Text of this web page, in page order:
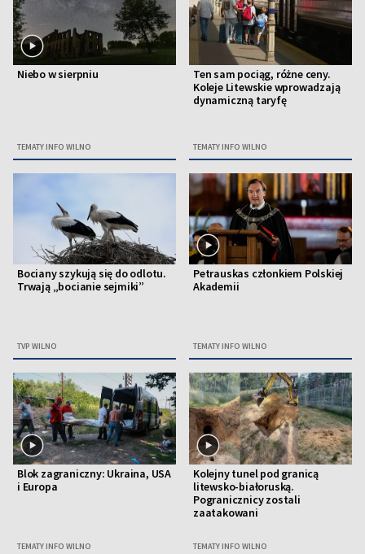
Niebo w sierpniu
TEMATY INFO WILNO
Ten sam pociąg, różne ceny.
Koleje Litewskie wprowadzają
dynamiczną taryfę
TEMATY INFO WILNO
Bociany szykują się do odlotu.
Trwają „bocianie sejmiki”
TVP WILNO
Petrauskas członkiem Polskiej
Akademii
TEMATY INFO WILNO
Blok zagraniczny: Ukraina, USA
i Europa
TEMATY INFO WILNO
Kolejny tunel pod granicą
litewsko-białoruską.
Pogranicznicy zostali
zaatakowani
TEMATY INFO WILNO